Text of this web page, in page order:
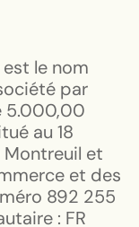
est le nom
par
5.000,00
au 18
Montreuil et
et des
892 255
: FR